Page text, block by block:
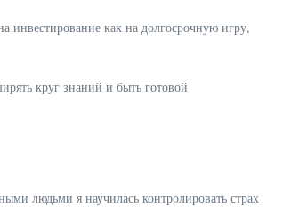
инвестирование как на долгосрочную игру,
круг знаний и быть готовой
людьми я научилась контролировать страх